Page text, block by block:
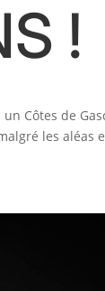
!
Côtes de
les aléas